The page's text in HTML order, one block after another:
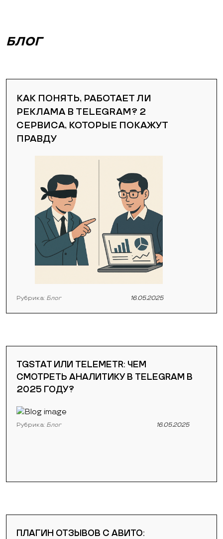
БЛОГ
КАК ПОНЯТЬ, РАБОТАЕТ ЛИ
РЕКЛАМА В TELEGRAM? 2
СЕРВИСА, КОТОРЫЕ ПОКАЖУТ
ПРАВДУ
Рубрика: Блог 16.05.2025
TGSTAT ИЛИ TELEMETR: ЧЕМ
СМОТРЕТЬ АНАЛИТИКУ В TELEGRAM В
2025 ГОДУ?
Рубрика: Блог 16.05.2025
ПЛАГИН ОТЗЫВОВ С АВИТО: